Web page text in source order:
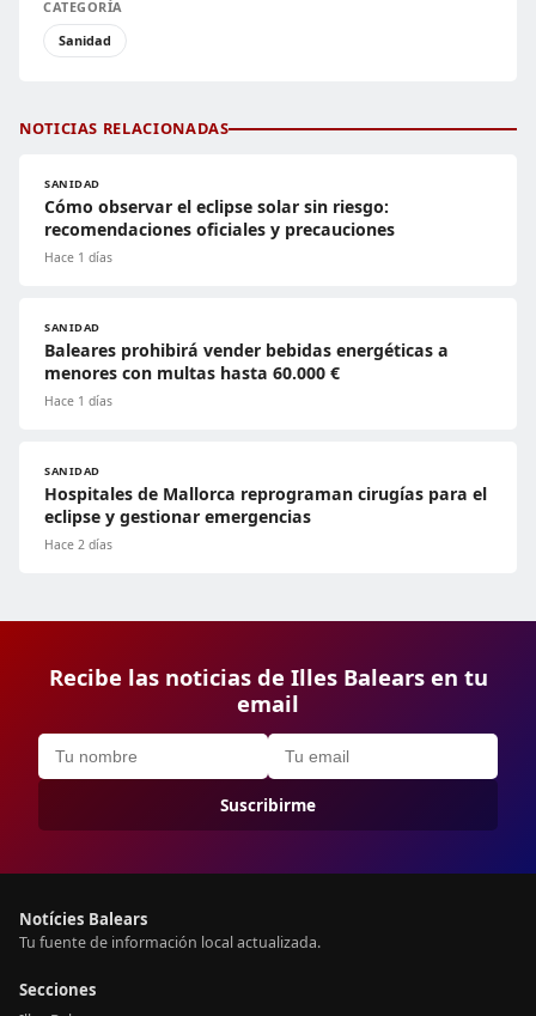
CATEGORÍA
Sanidad
NOTICIAS RELACIONADAS
SANIDAD
Cómo observar el eclipse solar sin riesgo:
recomendaciones oficiales y precauciones
Hace 1 días
SANIDAD
Baleares prohibirá vender bebidas energéticas a
menores con multas hasta 60.000 €
Hace 1 días
SANIDAD
Hospitales de Mallorca reprograman cirugías para el
eclipse y gestionar emergencias
Hace 2 días
Recibe las noticias de Illes Balears en tu
email
Suscribirme
Notícies Balears
Tu fuente de información local actualizada.
Secciones